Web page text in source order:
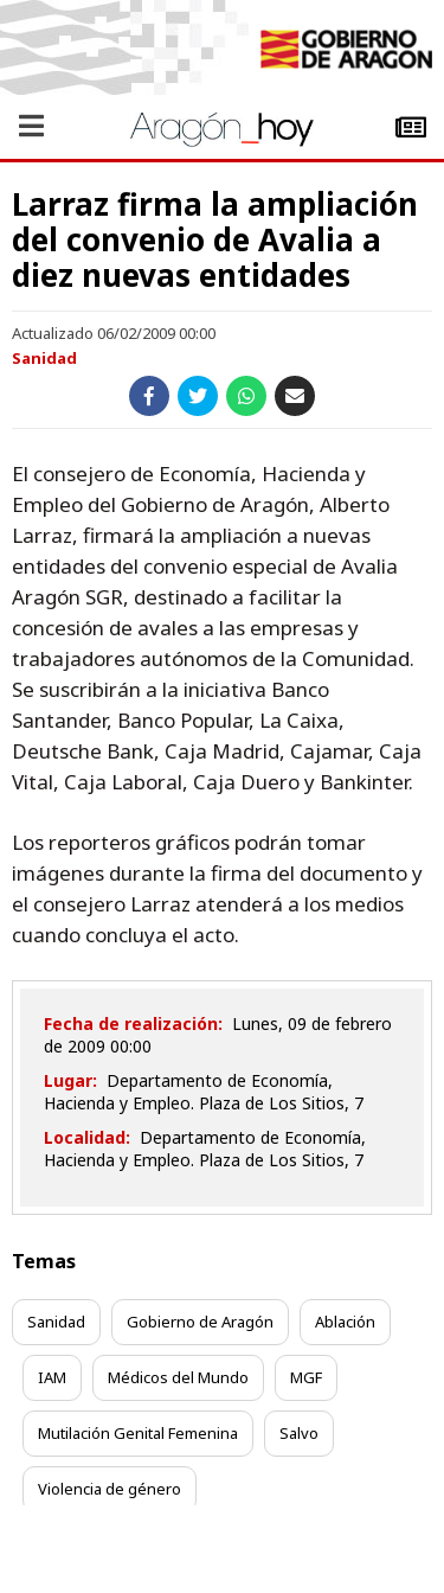
Larraz firma la ampliación
del convenio de Avalia a
diez nuevas entidades
Actualizado 06/02/2009 00:00
Sanidad
El consejero de Economía, Hacienda y
Empleo del Gobierno de Aragón, Alberto
Larraz, firmará la ampliación a nuevas
entidades del convenio especial de Avalia
Aragón SGR, destinado a facilitar la
concesión de avales a las empresas y
trabajadores autónomos de la Comunidad.
Se suscribirán a la iniciativa Banco
Santander, Banco Popular, La Caixa,
Deutsche Bank, Caja Madrid, Cajamar, Caja
Vital, Caja Laboral, Caja Duero y Bankinter.
Los reporteros gráficos podrán tomar
imágenes durante la firma del documento y
el consejero Larraz atenderá a los medios
cuando concluya el acto.
Fecha de realización: lunes, 09 de febrero
de 2009 00:00
Lugar: Departamento de Economía,
Hacienda y Empleo. Plaza de Los Sitios, 7
Localidad: Departamento de Economía,
Hacienda y Empleo. Plaza de Los Sitios, 7
Temas
Sanidad Gobierno de Aragón Ablación
IAM Médicos del Mundo MGF
Mutilación Genital Femenina Salvo
Violencia de género